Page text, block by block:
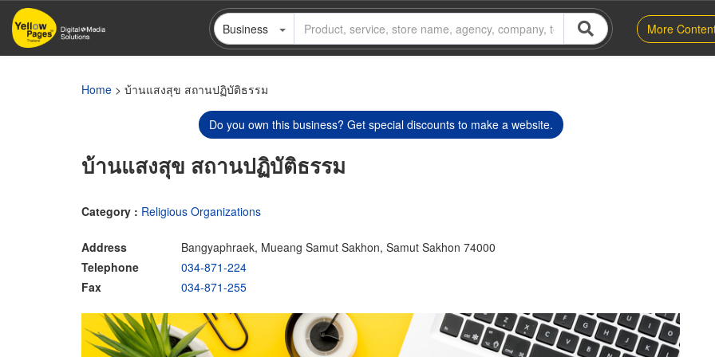
Skip
main
Business More
Home > บ้านแสงสุข สถานปฏิบัติธรรม
Do you own this business? Get special discounts to make a website.
บ้านแสงสุข สถานปฏิบัติธรรม
Category : Religious Organizations
Address
Bangyaphraek, Mueang Samut Sakhon, Samut Sakhon 74000
Telephone
034-871-224
Fax
034-871-255